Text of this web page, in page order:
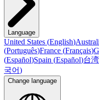
Language
United States (English)
(Português)France (Français)
(Español)Spain (Español)台湾
국어)
Change language